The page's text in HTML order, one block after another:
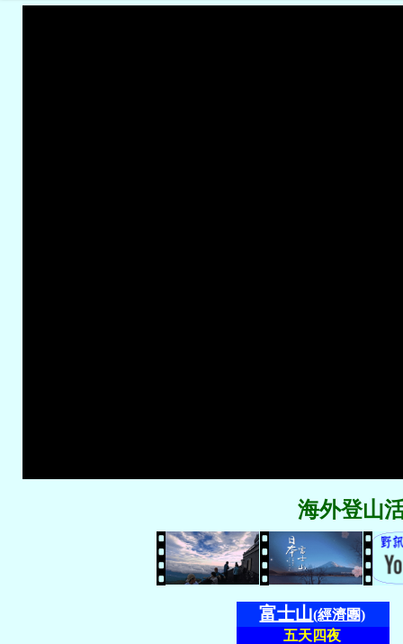
海外登山
富士山(經濟團)
五天四夜